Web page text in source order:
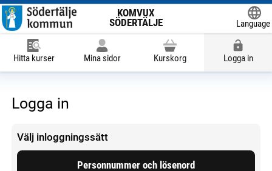
KOMVUX
SÖDERTÄLJE
Language
Hitta kurser Mina sidor Kurskorg Logga in
Logga in
Välj inloggningssätt
Personnummer och lösenord